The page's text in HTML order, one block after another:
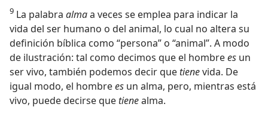
9 La palabra almaa veces se emplea para indicar la
vida del ser humano o del animal, lo cual no altera su
definición bíblica como “persona” o “animal”. A modo
de ilustración: tal como decimos que el hombrees un
ser vivo, también podemos decir que tienevida. De
igual modo, el hombrees un alma, pero, mientras está
vivo, puede decirse que tienealma.